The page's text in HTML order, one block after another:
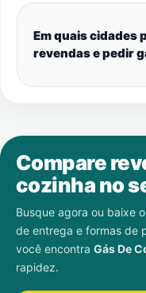
Em quais cidades
revendas e pedir
Compare
cozinha no
Busque agora ou baixe
de entrega e formas de
você encontra Gás De
rapidez.